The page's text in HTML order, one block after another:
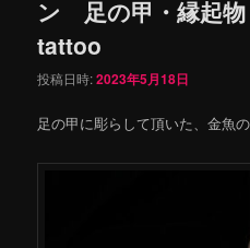
ン 足の甲・縁起
tattoo
投稿日時:2023年5月18日
足の甲に彫らして頂いた、金魚